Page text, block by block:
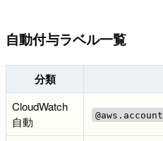
自動付与ラベル一覧
分類
CloudWatch
自動
@aws.account